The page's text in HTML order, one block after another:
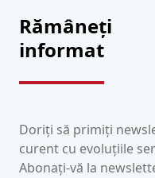
Rămâneți
informat
Doriți să primiți
curent cu evoluțiile
Abonați-vă la